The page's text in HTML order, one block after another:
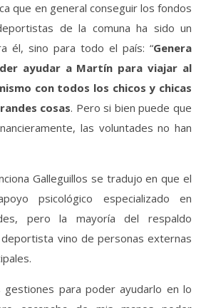
que en general conseguir los fondos
de la comuna ha sido un
él, sino para todo el país: “Genera
ayudar a Martín para viajar al
con todos los chicos y chicas
cosas. Pero si bien puede que
las voluntades no han
Galleguillos se tradujo en que el
psicológico especializado en
pero la mayoría del respaldo
vino de personas externas
gestiones para poder ayudarlo en lo